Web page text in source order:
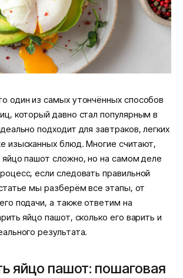
один из самых утончённых способов
который давно стал популярным в
подходит для завтраков, легких
изысканных блюд. Многие считают,
яйцо пашот сложно, но на самом деле
если следовать правильной
мы разберём все этапы, от
подачи, а также ответим на
яйцо пашот, сколько его варить и
результата.
яйцо пашот: пошаговая